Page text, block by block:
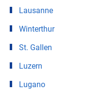
Lausanne
Winterthur
St. Gallen
Luzern
Lugano